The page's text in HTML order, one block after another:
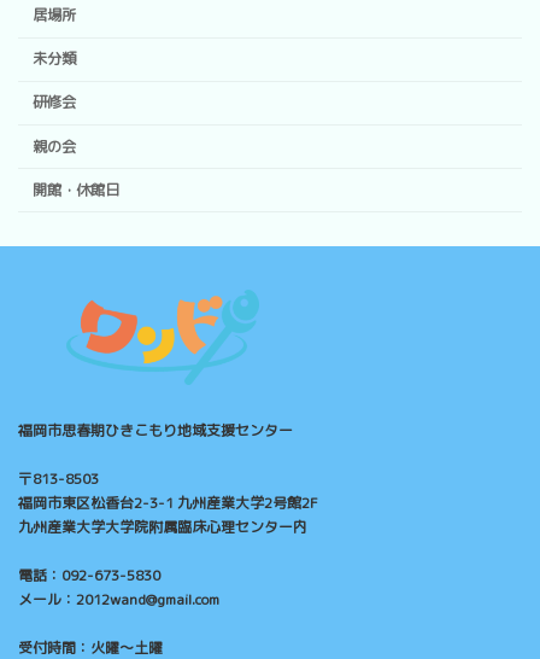
居場所
未分類
研修会
親の会
開館・休館日
福岡市思春期ひきこもり地域支援センター
〒813-8503
福岡市東区松香台2-3-1 九州産業大学2号館2F
九州産業大学大学院附属臨床心理センター内
電話：092-673-5830
メール：2012wand@gmail.com
受付時間：火曜～土曜